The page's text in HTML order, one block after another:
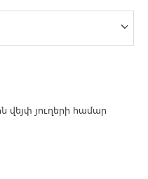
վեյփ յուղերի համար